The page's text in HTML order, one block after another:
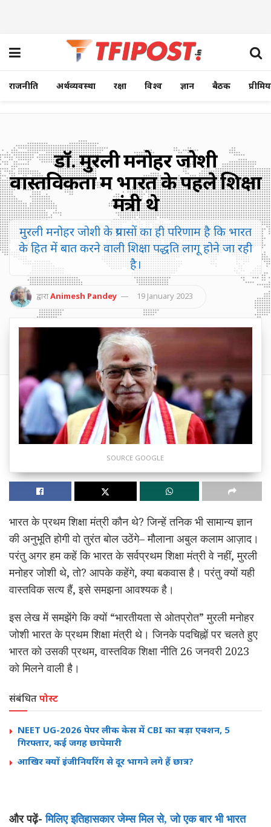
राजनीति अर्थव्यवस्था रक्षा विश्व ज्ञान बैठक
डॉ. मुरली मनोहर जोशी
वास्तविकता में भारत के पहले शिक्षा
मंत्री थे
मुरली मनोहर जोशी के प्रयासों का ही परिणाम है कि भारत
के हित में बात करने वाली शिक्षा पद्धति लागू होने जा रही
है।
द्वाराAnimesh Pandey 19 January 2023
SOURCE GOOGLE
भारत के प्रथम शिक्षा मंत्री कौन थे? जिन्हें तनिक भी सामान्य ज्ञान
की अनुभूति होगी वो तुरंत बोल उठेंगे– मौलाना अबुल कलाम आज़ाद।
परंतु अगर हम कहें कि भारत के सर्वप्रथम शिक्षा मंत्री वे नहीं, मुरली
मनोहर जोशी थे, तो? आपके कहेंगे, क्या बकवास है। परंतु क्यों यही
वास्तविक सत्य हैं, इसे समझना आवश्यक है।
इस लेख में समझेंगे कि क्यों “भारतीयता से ओतप्रोत” मुरली मनोहर
जोशी भारत के प्रथम शिक्षा मंत्री थे। जिनके पदचिह्नों पर चलते हुए
भारत को उसकी प्रथम, वास्तविक शिक्षा नीति 26 जनवरी 2023
को मिलने वाली है।
संबंधितपोस्ट
NEET UG-2026 पेपर लीक केस में CBI का बड़ा एक्शन, 5
गिरफ्तार, कई जगह छापेमारी
आखिर क्यों इंजीनियरिंग से दूर भागने लगे हैं छात्र?
और पढ़ें-मिलिए इतिहासकार जेम्स मिल से, जो एक बार भी भारत